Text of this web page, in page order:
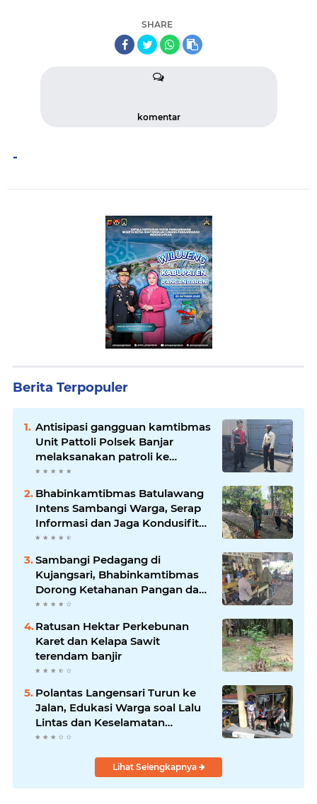
SHARE
komentar
-
Berita Terpopuler
Antisipasi gangguan kamtibmas
Unit Pattoli Polsek Banjar
melaksanakan patroli ke
tempat-tempat keramaian di
wilayah hukum
Bhabinkamtibmas Batulawang
Intens Sambangi Warga, Serap
Informasi dan Jaga Kondusifitas
Lingkungan
Sambangi Pedagang di
Kujangsari, Bhabinkamtibmas
Dorong Ketahanan Pangan dan
Keamanan Lingkungan
Ratusan Hektar Perkebunan
Karet dan Kelapa Sawit
terendam banjir
Polantas Langensari Turun ke
Jalan, Edukasi Warga soal Lalu
Lintas dan Keselamatan
Berkendara
Lihat Selengkapnya